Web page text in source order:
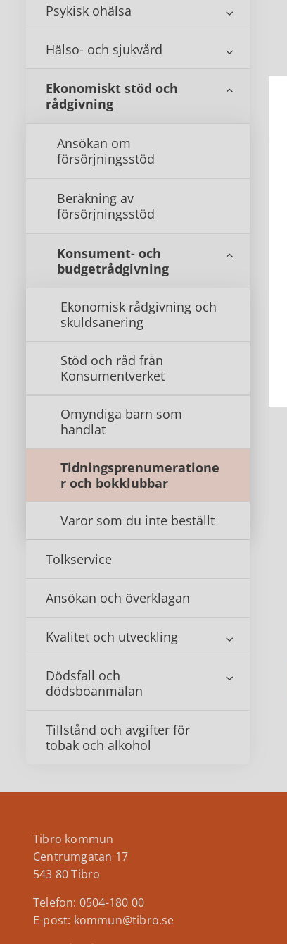
Psykisk ohälsa
Hälso- och sjukvård
Ekonomiskt stöd och
rådgivning
Ansökan om
försörjningsstöd
Beräkning av
försörjningsstöd
Konsument- och
budgetrådgivning
Ekonomisk rådgivning och
skuldsanering
Stöd och råd från
Konsumentverket
Omyndiga barn som
handlat
Tidningsprenumeratione
r och bokklubbar
Varor som du inte beställt
Tolkservice
Ansökan och överklagan
Kvalitet och utveckling
Dödsfall och
dödsboanmälan
Tillstånd och avgifter för
tobak och alkohol
Tibro kommun
Centrumgatan 17
543 80 Tibro
Telefon: 0504-180 00
E-post: kommun@tibro.se